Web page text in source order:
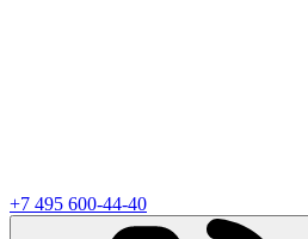
+7 495 600-44-40